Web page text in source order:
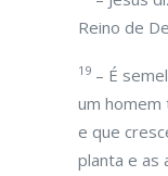
Reino de
19 – É
um homem
e que
planta e as